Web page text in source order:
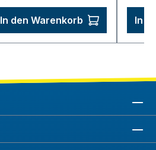
In den Warenkorb In